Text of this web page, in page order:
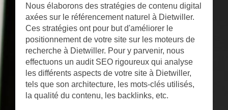
Nous élaborons des stratégies de contenu digital
axées sur le référencement naturel à Dietwiller.
Ces stratégies ont pour but d'améliorer le
positionnement de votre site sur les moteurs de
recherche à Dietwiller. Pour y parvenir, nous
effectuons un audit SEO rigoureux qui analyse
les différents aspects de votre site à Dietwiller,
tels que son architecture, les mots-clés utilisés,
la qualité du contenu, les backlinks, etc.